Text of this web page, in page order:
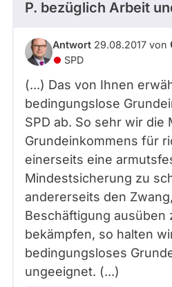
P. bezüglich Arbeit
Antwort 29.08.2017 von
SPD
(...) Das von Ihnen
bedingungslose
SPD ab. So sehr wir die
Grundeinkommens für
einerseits eine
Mindestsicherung zu
andererseits den
Beschäftigung ausüben
bekämpfen, so halten
bedingungsloses
ungeeignet. (...)